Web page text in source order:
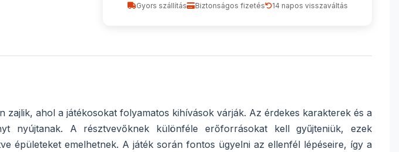
Gyors szállítás Biztonságos fizetés 14 napos visszaváltás
zajlik, ahol a játékosokat folyamatos kihívások várják. Az érdekes karakterek és a
nyújtanak. A résztvevőknek különféle erőforrásokat kell gyűjteniük, ezek
épületeket emelhetnek. A játék során fontos ügyelni az ellenfél lépéseire, így a